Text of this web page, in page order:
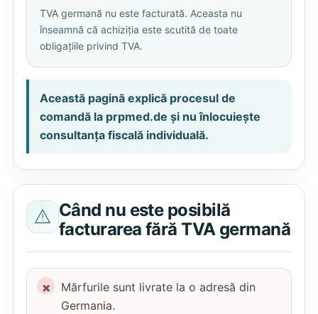
TVA germană nu este facturată. Aceasta nu
înseamnă că achiziția este scutită de toate
obligațiile privind TVA.
Această pagină explică procesul de
comandă la prpmed.de și nu înlocuiește
consultanța fiscală individuală.
Când nu este posibilă
facturarea fără TVA germană
Mărfurile sunt livrate la o adresă din
Germania.